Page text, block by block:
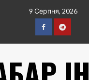
9 Серпня, 2026
FacebookTelegram